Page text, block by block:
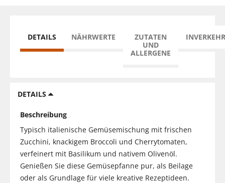
DETAILS NÄHRWERTE
ZUTATEN
UND
ALLERGENE
DETAILS
Beschreibung
Typisch italienische Gemüsemischung mit frischen
Zucchini, knackigem Broccoli und Cherrytomaten,
verfeinert mit Basilikum und nativem Olivenöl.
Genießen Sie diese Gemüsepfanne pur, als Beilage
oder als Grundlage für viele kreative Rezeptideen.